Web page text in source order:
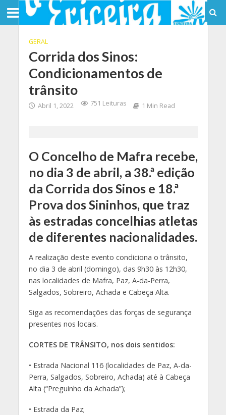
GERAL
Corrida dos Sinos:
Condicionamentos de
trânsito
Abril 1, 2022 751 Leituras 1 Min Read
O Concelho de Mafra recebe,
no dia 3 de abril, a 38.ª edição
da Corrida dos Sinos e 18.ª
Prova dos Sininhos, que traz
às estradas concelhias atletas
de diferentes nacionalidades.
A realização deste evento condiciona o trânsito,
no dia 3 de abril (domingo), das 9h30 às 12h30,
nas localidades de Mafra, Paz, A-da-Perra,
Salgados, Sobreiro, Achada e Cabeça Alta.
Siga as recomendações das forças de segurança
presentes nos locais.
CORTES DE TRÂNSITO, nos dois sentidos:
• Estrada Nacional 116 (localidades de Paz, A-da-
Perra, Salgados, Sobreiro, Achada) até à Cabeça
Alta (“Preguinho da Achada”);
• Estrada da Paz;